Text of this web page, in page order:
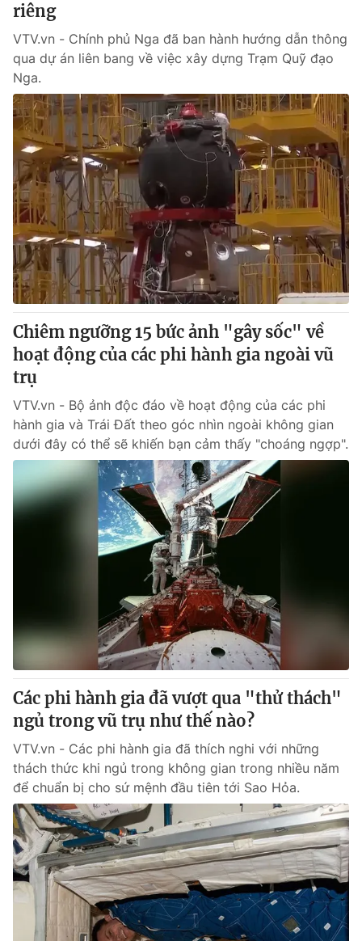
Emagazine
Photo Infographic
Video Shorts video
VTV Money VTV Thể thao
VTV Sức khoẻ Bất động sản
Thị trường 24h Tấm lòng Việt
VTV4 Vươn mình bằng AI
VTV9 VTV8
Liên hệ tòa soạn
THỜI BÁO VTV
Theo dõi báo trên
Đài Truyền hình Việt Nam
Thời báo VTV
Giấy phép hoạt động báo in và báo điện tử số 483/GP-BTTTT
cấp ngày 29/12/2023
Vũ Thanh Thủy
Phó Tổng Biên tập:Nguyễn Thị Mỹ Hạnh, Phạm Quốc Thắng,
Nguyễn Trọng Ninh
Tổng đài VTV:024.38 355 931 - 024.38 355 932
Ðiện thoại Thời báo VTV:
024.66 897 897
Email: toasoan@vtv.vn
Liên hệ quảng cáo:024-7300.7108
riêng
VTV.vn - Chính phủ Nga đã ban hành hướng dẫn thông
qua dự án liên bang về việc xây dựng Trạm Quỹ đạo
Nga.
Chiêm ngưỡng 15 bức ảnh "gây sốc" về
hoạt động của các phi hành gia ngoài vũ
trụ
VTV.vn - Bộ ảnh độc đáo về hoạt động của các phi
hành gia và Trái Đất theo góc nhìn ngoài không gian
dưới đây có thể sẽ khiến bạn cảm thấy "choáng ngợp".
Các phi hành gia đã vượt qua "thử thách"
ngủ trong vũ trụ như thế nào?
VTV.vn - Các phi hành gia đã thích nghi với những
thách thức khi ngủ trong không gian trong nhiều năm
để chuẩn bị cho sứ mệnh đầu tiên tới Sao Hỏa.